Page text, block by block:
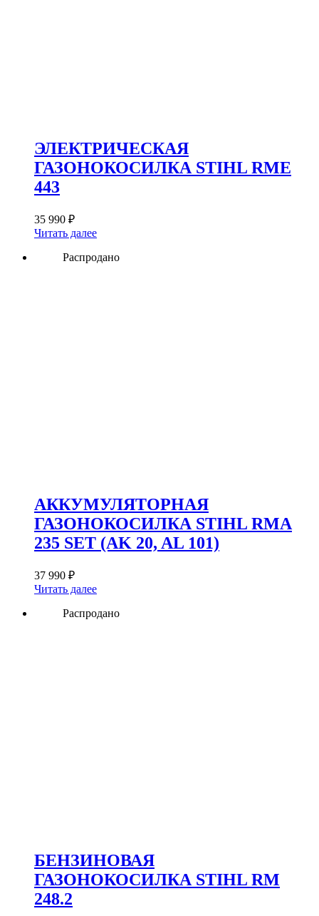
ЭЛЕКТРИЧЕСКАЯ
ГАЗОНОКОСИЛКА STIHL RME
443
35 990 ₽
Читать далее
Распродано
АККУМУЛЯТОРНАЯ
ГАЗОНОКОСИЛКА STIHL RMA
235 SET (AK 20, AL 101)
37 990 ₽
Читать далее
Распродано
БЕНЗИНОВАЯ
ГАЗОНОКОСИЛКА STIHL RM
248.2